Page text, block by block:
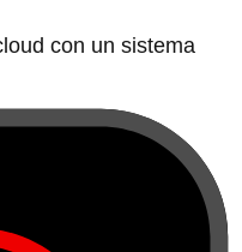
con un sistema